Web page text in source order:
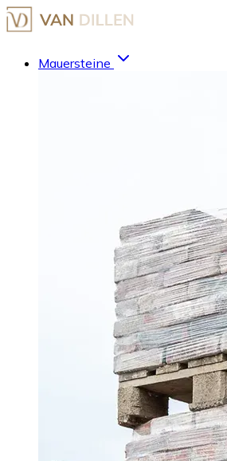
Mauersteine